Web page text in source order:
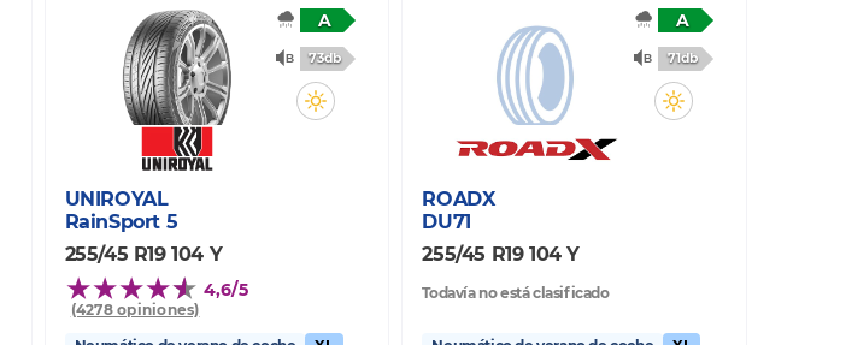
A
73db
UNIROYAL
RainSport 5
255/45 R19 104 Y
4,6/5
(4278 opiniones)
A
71db
ROADX
DU71
255/45 R19 104 Y
Todavía no está clasificado